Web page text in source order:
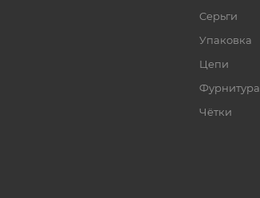
Серьги
Упаковка
Цепи
Фурнитура
Чётки